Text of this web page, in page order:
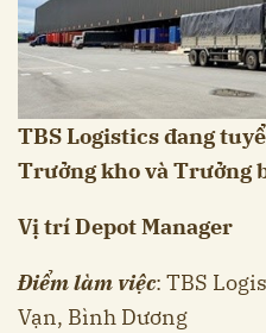
TBS Logistics đang
Trưởng kho và Trưởng
Vị trí Depot Manager
Điểm làm việc: TBS
Vạn, Bình Dương